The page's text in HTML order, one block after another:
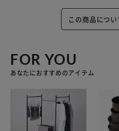
この商品につ
FOR YOU
あなたにおすすめのアイテム